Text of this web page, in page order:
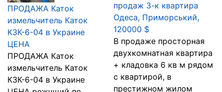
ПРОДАЖА Каток
измельчитель Каток
КЗК-6-04 в Украине
ЦЕНА
ПРОДАЖА Каток
измельчитель Каток
КЗК-6-04 в Украине
продаж 3-к квартира
Одеса, Приморський,
120000 $
В продаже просторная
двухкомнатная квартира
+ кладовка 6 кв м рядом
с квартирой, в
престижном жилом